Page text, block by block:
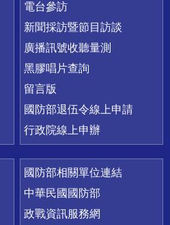
電台參訪
新聞採訪暨節目訪談
廣播訊號收聽量測
黑膠唱片查詢
留言版
國防部退伍令線上申請
行政院線上申辦
國防部相關單位連結
中華民國國防部
政戰資訊服務網